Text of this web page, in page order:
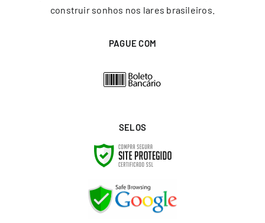
construir sonhos nos lares brasileiros.
PAGUE COM
SELOS